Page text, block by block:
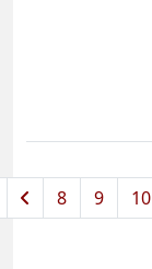
8 9 10